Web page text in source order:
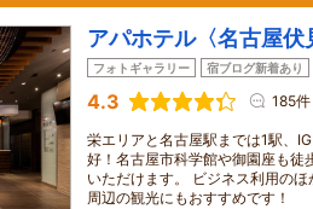
アパホテル〈名古屋伏
フォトギャラリー 宿ブログ新着あり
4.3 185件
栄エリアと名古屋駅までは1駅、
好！名古屋市科学館や御園座も徒
いただけます。 ビジネス利用の
周辺の観光にもおすすめです！